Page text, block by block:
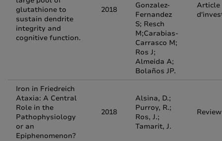
glutathione to
sustain dendrite
integrity and
cognitive function.
2018
Gonzalez-
Fernandez
S; Resch
M;Carabias-
Carrasco M;
Ros J;
Almeida A;
Bolaños JP.
Article
Iron in Friedreich
Ataxia: A Central
Role in the
Pathophysiology
or an
Epiphenomenon?
2018
Alsina, D.;
Purroy, R.;
Ros, J.;
Tamarit, J.
Review